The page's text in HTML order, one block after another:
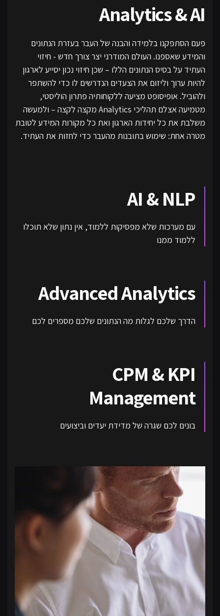
Analytics & AI
פעם הסתפקנו בלמידה והבנה של העבר בעזרת הנתונים
והמידע שאספנו. העולם המודרני יצר צורך חדש - חיזוי
העתיד על בסיס הנתונים הללו – שכן חיזוי נכון יסייע לארגון
להיות ערוך וליזום את הצעדים הנדרשים לו כדי להשתפר
ולהוביל. אופיסופט מציעה ללקוחותיה פתרון הוליסטי,
מטמיעה אצלם תהליכי Analytics מקצה לקצה – ולמעשה
משלבת את כל יחידות הארגון ואת כל מקורות המידע לטובת
מטרה אחת: שימוש בתובנות מהעבר כדי לחזות את העתיד.
AI & NLP
עם מערכות שלא מפסיקות ללמוד, אין נתון שלא תוכלו
ללמוד ממנו
Advanced Analytics
הדרך שלכם לגלות מה הנתונים שלכם מספרים לכם
CPM & KPI
Management
בונים לכם שגרה של מדידת יעדים וביצועים